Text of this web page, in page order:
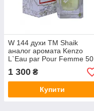
W 144 духи ТМ Shaik
аналог аромата Kenzo
L`Eau par Pour Femme 50
ml
1 300 ₴
Купити